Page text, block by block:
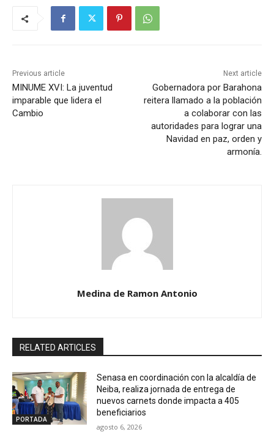
Previous article
MINUME XVI: La juventud
imparable que lidera el
Cambio
Next article
Gobernadora por Barahona
reitera llamado a la población
a colaborar con las
autoridades para lograr una
Navidad en paz, orden y
armonía.
Medina de Ramon Antonio
RELATED ARTICLES
PORTADA
Senasa en coordinación con la alcaldía de
Neiba, realiza jornada de entrega de
nuevos carnets donde impacta a 405
beneficiarios
agosto 6, 2026